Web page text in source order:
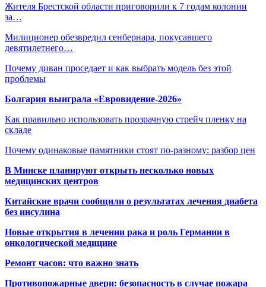
Жителя Брестской области приговорили к 7 годам колонии
за…
Милиционер обезвредил сенбернара, покусавшего
девятилетнего…
Почему диван проседает и как выбрать модель без этой
проблемы
Болгария выиграла «Евровидение-2026»
Как правильно использовать прозрачную стрейч пленку на
складе
Почему одинаковые памятники стоят по-разному: разбор цен
В Минске планируют открыть несколько новых
медицинских центров
Китайские врачи сообщили о результатах лечения диабета
без инсулина
Новые открытия в лечении рака и роль Германии в
онкологической медицине
Ремонт часов: что важно знать
Противопожарные двери: безопасность в случае пожара